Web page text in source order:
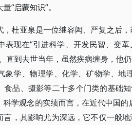
“启蒙知识”。
，杜亚泉是一位继容闳、严复之后
表现在“引进科学、开发民智、变
直到去世当年，虽然疾病缠身，他
象学、物理学、化学、矿物学、
食品、摄影等二十多个门类的基础
科学观念的实绩而言，在近代中国
言，其影响尤为深远，它不仅一般